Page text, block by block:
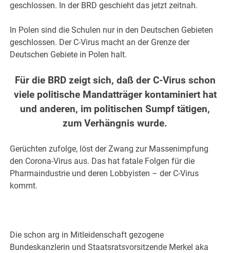
geschlossen. In der BRD geschieht das jetzt zeitnah.
In Polen sind die Schulen nur in den Deutschen Gebieten
geschlossen. Der C-Virus macht an der Grenze der
Deutschen Gebiete in Polen halt.
Für die BRD zeigt sich, daß der C-Virus schon
viele politische Mandatträger kontaminiert hat
und anderen, im politischen Sumpf tätigen,
zum Verhängnis wurde.
Gerüchten zufolge, löst der Zwang zur Massenimpfung
den Corona-Virus aus. Das hat fatale Folgen für die
Pharmaindustrie und deren Lobbyisten – der C-Virus
kommt.
Die schon arg in Mitleidenschaft gezogene
Bundeskanzlerin und Staatsratsvorsitzende Merkel aka